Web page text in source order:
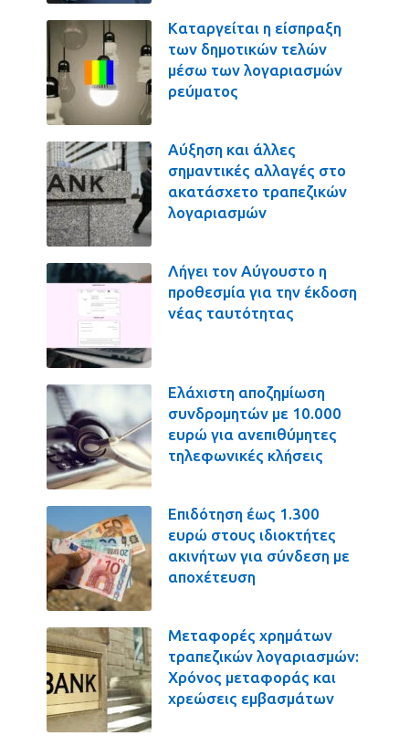
Καταργείται η είσπραξη
των δημοτικών τελών
μέσω των λογαριασμών
ρεύματος
Αύξηση και άλλες
σημαντικές αλλαγές στο
ακατάσχετο τραπεζικών
λογαριασμών
Λήγει τον Αύγουστο η
προθεσμία για την έκδοση
νέας ταυτότητας
Ελάχιστη αποζημίωση
συνδρομητών με 10.000
ευρώ για ανεπιθύμητες
τηλεφωνικές κλήσεις
Επιδότηση έως 1.300
ευρώ στους ιδιοκτήτες
ακινήτων για σύνδεση με
αποχέτευση
Μεταφορές χρημάτων
τραπεζικών λογαριασμών:
Χρόνος μεταφοράς και
χρεώσεις εμβασμάτων